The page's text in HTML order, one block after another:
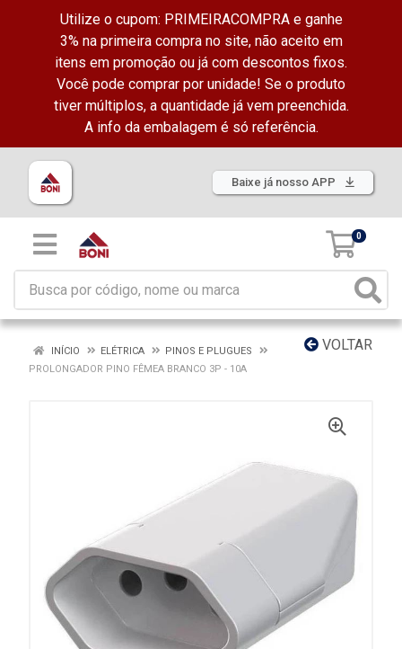
Utilize o cupom: PRIMEIRACOMPRA e ganhe
3% na primeira compra no site, não aceito em
itens em promoção ou já com descontos fixos.
Você pode comprar por unidade! Se o produto
tiver múltiplos, a quantidade já vem preenchida.
A info da embalagem é só referência.
Baixe já nosso APP
0
VOLTAR
INÍCIO ELÉTRICA
PINOS E PLUGUES
PROLONGADOR PINO FÊMEA BRANCO 3P - 10A